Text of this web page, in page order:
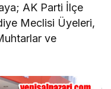
AK Parti İlçe
Meclisi Üyeleri,
ve